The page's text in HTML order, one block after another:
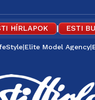
HÍRLAPOK | ESTI
|Elite Model Agency|